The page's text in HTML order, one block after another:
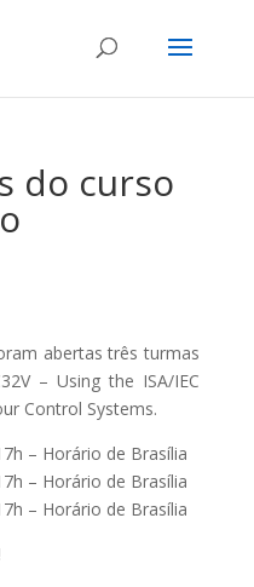
do curso
abertas três turmas
– Using the ISA/IEC
Control Systems.
– Horário de Brasília
– Horário de Brasília
– Horário de Brasília